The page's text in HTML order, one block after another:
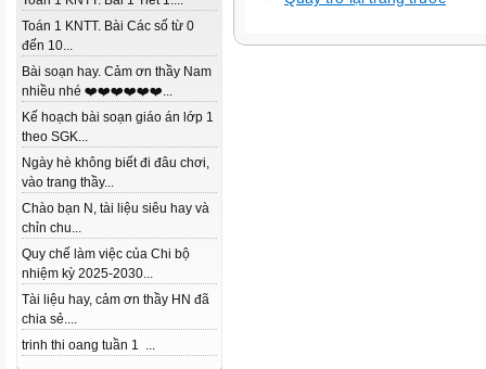
Toán 1 KNTT. Bài Các số từ 0
đến 10...
Bài soạn hay. Cảm ơn thầy Nam
nhiều nhé ❤️❤️❤️❤️❤️❤️...
Kế hoạch bài soạn giáo án lớp 1
theo SGK...
Ngày hè không biết đi đâu chơi,
vào trang thầy...
Chào bạn N, tài liệu siêu hay và
chỉn chu...
Quy chế làm việc của Chi bộ
nhiệm kỳ 2025-2030...
Tài liệu hay, cảm ơn thầy HN đã
chia sẻ....
trinh thi oang tuần 1 ...